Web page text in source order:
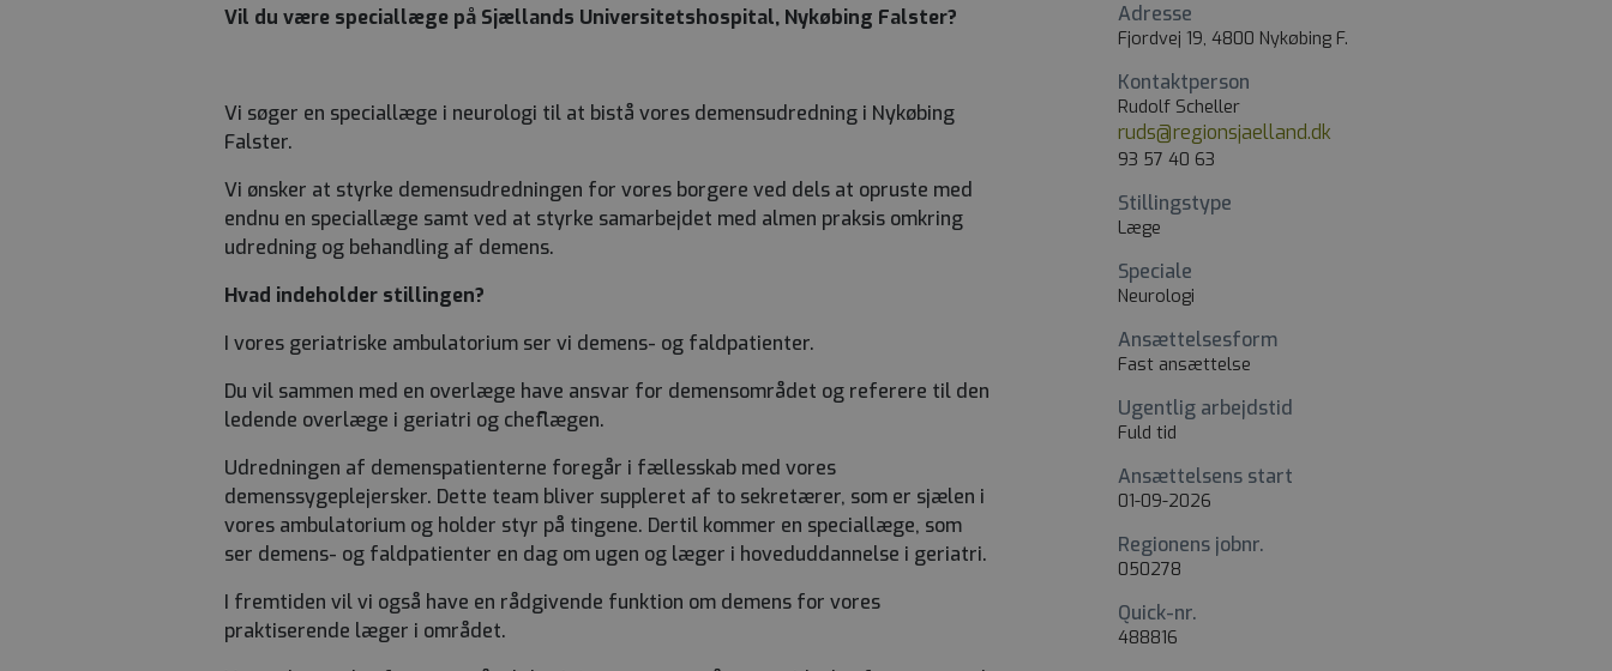
Vil du være speciallæge på Sjællands Universitetshospital, Nykøbing Falster?
Vi søger en speciallæge i neurologi til at bistå vores demensudredning i Nykøbing
Falster.
Vi ønsker at styrke demensudredningen for vores borgere ved dels at opruste med
endnu en speciallæge samt ved at styrke samarbejdet med almen praksis omkring
udredning og behandling af demens.
Hvad indeholder stillingen?
I vores geriatriske ambulatorium ser vi demens- og faldpatienter.
Du vil sammen med en overlæge have ansvar for demensområdet og referere til den
ledende overlæge i geriatri og cheflægen.
Udredningen af demenspatienterne foregår i fællesskab med vores
demenssygeplejersker. Dette team bliver suppleret af to sekretærer, som er sjælen i
vores ambulatorium og holder styr på tingene. Dertil kommer en speciallæge, som
ser demens- og faldpatienter en dag om ugen og læger i hoveduddannelse i geriatri.
I fremtiden vil vi også have en rådgivende funktion om demens for vores
praktiserende læger i området.
Adresse
Fjordvej 19, 4800 Nykøbing F.
Kontaktperson
Rudolf Scheller
ruds@regionsjaelland.dk
93 57 40 63
Stillingstype
Læge
Speciale
Neurologi
Ansættelsesform
Fast ansættelse
Ugentlig arbejdstid
Fuld tid
Ansættelsens start
01-09-2026
Regionens jobnr.
050278
Quick-nr.
488816